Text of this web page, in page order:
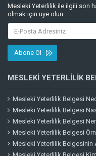
Mesleki Yeterlilik ile ilgili son
olmak için üye olun.
Abone Ol
MESLEKI YETERLILIK
Mesleki Yeterlilik Belgesi
Mesleki Yeterlilik Belgesi
Mesleki Yeterlilik Belgesi
Mesleki Yeterlilik Belgesi
Mesleki Yeterlilik Belgesinin